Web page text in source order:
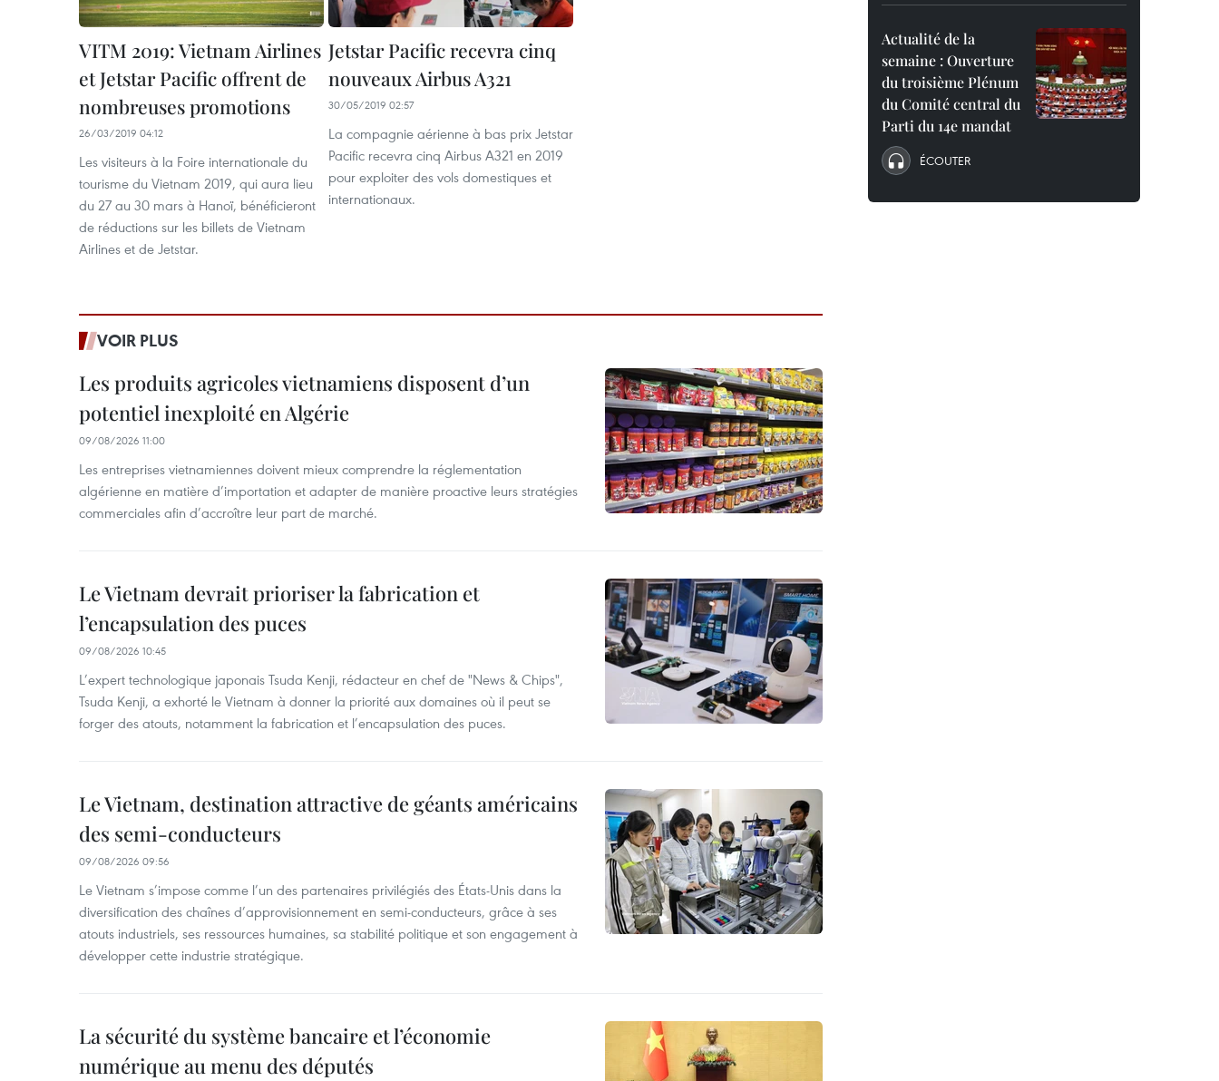
VITM 2019: Vietnam Airlines
et Jetstar Pacific offrent de
nombreuses promotions
26/03/2019 04:12
Les visiteurs à la Foire internationale du
tourisme du Vietnam 2019, qui aura lieu
du 27 au 30 mars à Hanoï, bénéficieront
de réductions sur les billets de Vietnam
Airlines et de Jetstar.
Jetstar Pacific recevra cinq
nouveaux Airbus A321
30/05/2019 02:57
La compagnie aérienne à bas prix Jetstar
Pacific recevra cinq Airbus A321 en 2019
pour exploiter des vols domestiques et
internationaux.
VOIR PLUS
Les produits agricoles vietnamiens disposent d’un
potentiel inexploité en Algérie
09/08/2026 11:00
Les entreprises vietnamiennes doivent mieux comprendre la réglementation
algérienne en matière d’importation et adapter de manière proactive leurs stratégies
commerciales afin d’accroître leur part de marché.
Le Vietnam devrait prioriser la fabrication et
l’encapsulation des puces
09/08/2026 10:45
L’expert technologique japonais Tsuda Kenji, rédacteur en chef de "News & Chips",
Tsuda Kenji, a exhorté le Vietnam à donner la priorité aux domaines où il peut se
forger des atouts, notamment la fabrication et l’encapsulation des puces.
Le Vietnam, destination attractive de géants américains
des semi-conducteurs
09/08/2026 09:56
Le Vietnam s’impose comme l’un des partenaires privilégiés des États-Unis dans la
diversification des chaînes d’approvisionnement en semi-conducteurs, grâce à ses
atouts industriels, ses ressources humaines, sa stabilité politique et son engagement à
développer cette industrie stratégique.
La sécurité du système bancaire et l’économie
numérique au menu des députés
Actualité de la
semaine : Ouverture
du troisième Plénum
du Comité central du
Parti du 14e mandat
ÉCOUTER